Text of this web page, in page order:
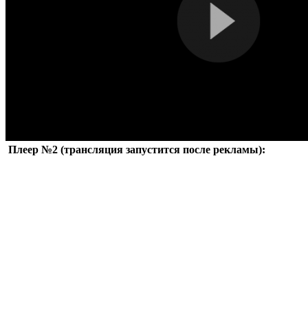
Плеер №2 (трансляция запустится после рекламы):